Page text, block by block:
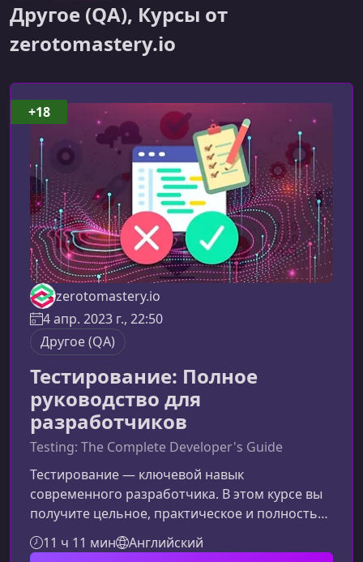
Другое (QA), Курсы от
zerotomastery.io
zerotomastery.io
4 апр. 2023 г., 22:50
Другое (QA)
Тестирование: Полное
руководство для
разработчиков
Testing: The Complete Developer's Guide
Тестирование — ключевой навык
современного разработчика. В этом курсе вы
получите цельное, практическое и полностью
обновляемое руководство по всем видам
тестирования — от основ модульного анализа
11 ч 11 мин Английский
+18